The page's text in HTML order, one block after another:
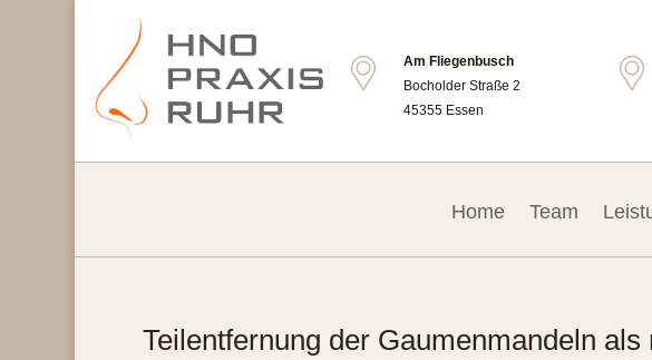
Am Fliegenbusch
Bocholder Straße 2
45355 Essen
Home Team
Teilentfernung der Gaumenmandeln